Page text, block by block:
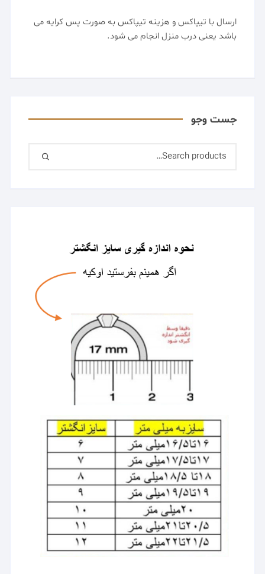
است
در
ارسال با تیپاکس و هزینه تیپاکس به صورت پس کرایه می
باشد یعنی درب منزل انجام می شود.
جست وجو